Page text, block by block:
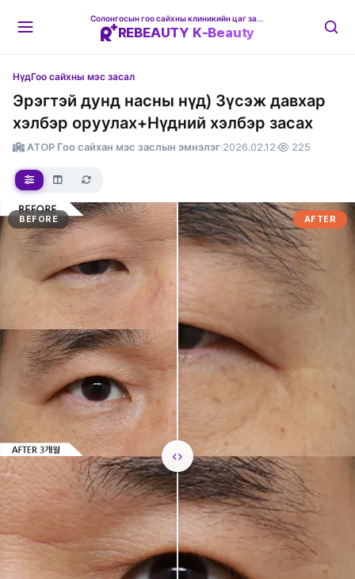
REBEAUTY K-Beauty
НүдГоо сайхны мэс засал
Эрэгтэй дунд насны нүд) Зүсэж давхар
хэлбэр оруулах+Нүдний хэлбэр засах
ATOP Гоо сайхан мэс заслын эмнэлэг·2026.02.12· 225
AFTER
BEFORE